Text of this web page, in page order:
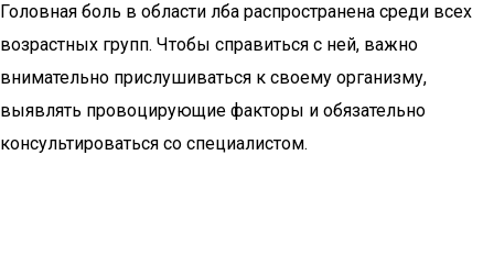
Головная боль в области лба распространена среди всех
возрастных групп. Чтобы справиться с ней, важно
внимательно прислушиваться к своему организму,
выявлять провоцирующие факторы и обязательно
консультироваться со специалистом.